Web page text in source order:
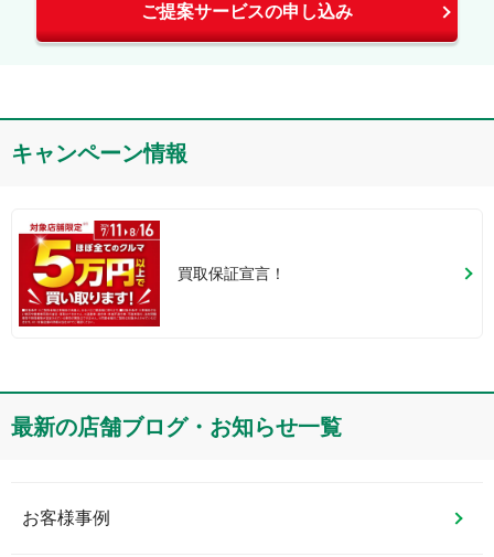
ご提案サービスの申し込み
キャンペーン情報
買取保証宣言！
最新の店舗ブログ・お知らせ一覧
お客様事例